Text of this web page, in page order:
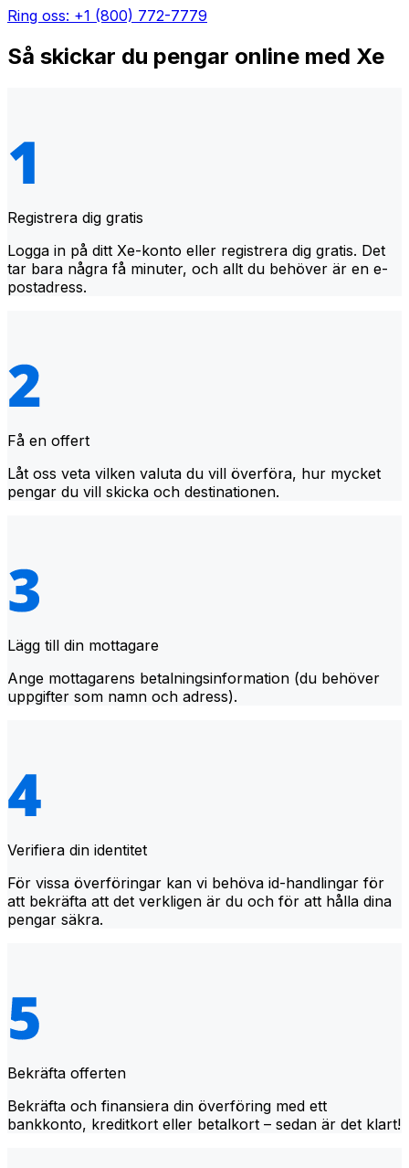
Ring oss: +1 (800) 772-7779
Så skickar du pengar online med Xe
Registrera dig gratis
Logga in på ditt Xe-konto eller registrera dig gratis. Det
tar bara några få minuter, och allt du behöver är en e-
postadress.
Få en offert
Låt oss veta vilken valuta du vill överföra, hur mycket
pengar du vill skicka och destinationen.
Lägg till din mottagare
Ange mottagarens betalningsinformation (du behöver
uppgifter som namn och adress).
Verifiera din identitet
För vissa överföringar kan vi behöva id-handlingar för
att bekräfta att det verkligen är du och för att hålla dina
pengar säkra.
Bekräfta offerten
Bekräfta och finansiera din överföring med ett
bankkonto, kreditkort eller betalkort – sedan är det klart!